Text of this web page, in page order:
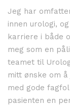
Jeg har
innen urologi,
karriere i både
meg som en
teamet til
mitt ønske om
med gode
pasienten en